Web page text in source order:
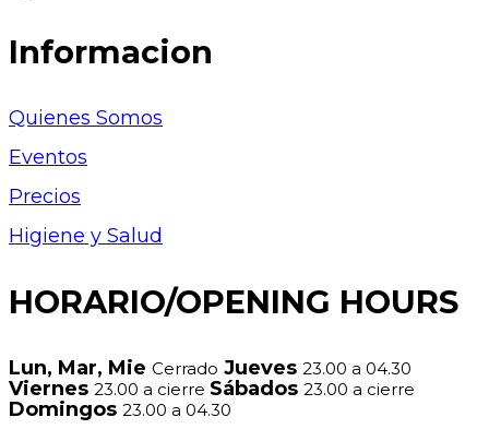
Informacion
Quienes Somos
Eventos
Precios
Higiene y Salud
HORARIO/OPENING HOURS
Lun, Mar, Mie Cerrado Jueves 23.00 a 04.30
Viernes 23.00 a cierre Sábados 23.00 a cierre
Domingos 23.00 a 04.30